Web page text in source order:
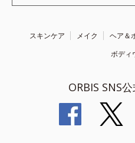
スキンケア メイク ヘア＆
ボディ
ORBIS SNS